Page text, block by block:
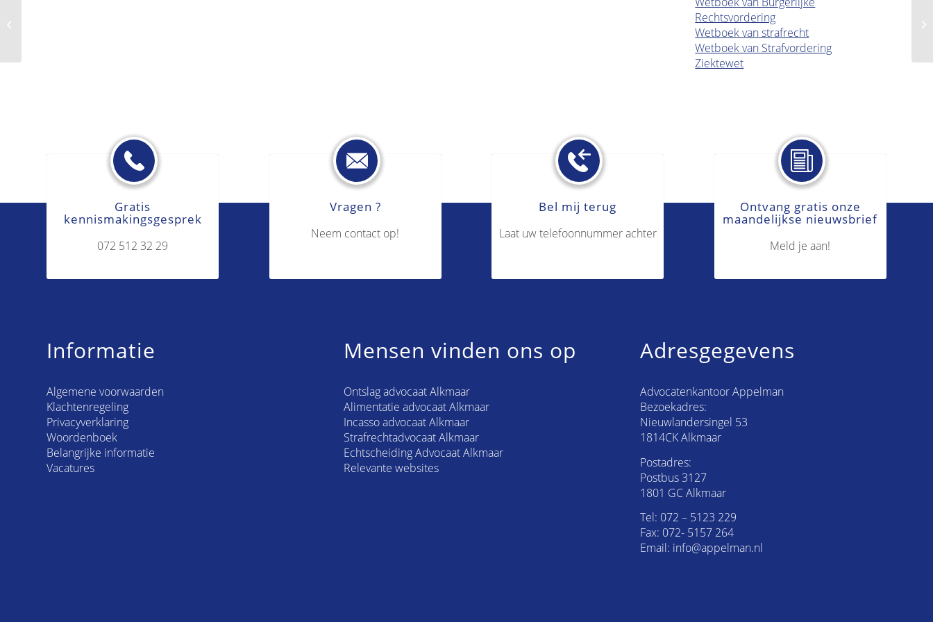
Rechtsvordering
Wetboek van strafrecht
Wetboek van Strafvordering
Ziektewet
Gratis
kennismakingsgesprek
072 512 32 29
Vragen ?
Neem contact op!
Bel mij terug
Laat uw telefoonnummer achter
Ontvang gratis onze
maandelijkse nieuwsbrief
Meld je aan!
Informatie
Algemene voorwaarden
Klachtenregeling
Privacyverklaring
Woordenboek
Belangrijke informatie
Vacatures
Mensen vinden ons op
Ontslag advocaat Alkmaar
Alimentatie advocaat Alkmaar
Incasso advocaat Alkmaar
Strafrechtadvocaat Alkmaar
Echtscheiding Advocaat Alkmaar
Relevante websites
Adresgegevens
Advocatenkantoor Appelman
Bezoekadres:
Nieuwlandersingel 53
1814CK Alkmaar
Postadres:
Postbus 3127
1801 GC Alkmaar
Tel: 072 – 5123 229
Fax: 072- 5157 264
Email: info@appelman.nl